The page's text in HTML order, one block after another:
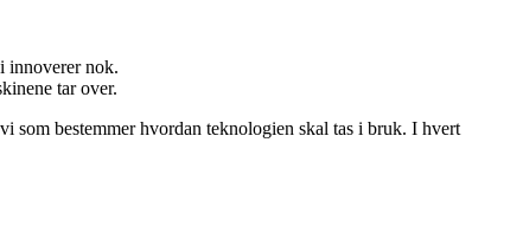
innoverer nok.
tar over.
som bestemmer hvordan teknologien skal tas i bruk. I hvert